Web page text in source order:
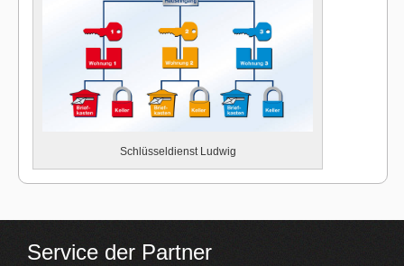
Schlüsseldienst Ludwig
Service der Partner